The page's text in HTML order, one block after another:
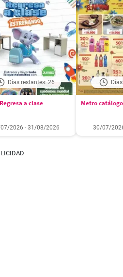
Días restantes: 26
a clase
2026 - 31/08/2026
Metro catálogo
30/07/